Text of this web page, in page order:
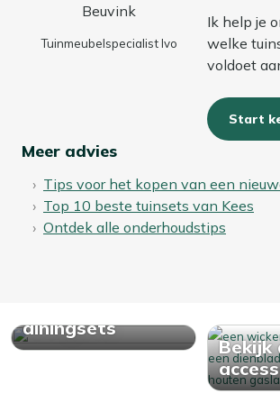
Tuinmeubelspecialist Ivo
Ik help je
welke
voldoet
Start
Meer advies
Tips voor het kopen van een
Top 10 beste tuinsets van Kees
Ontdek alle onderhoudstips
diningsets
Bekijk